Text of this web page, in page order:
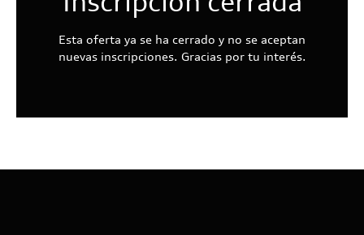
Esta oferta ya se ha cerrado y no se aceptan
nuevas inscripciones. Gracias por tu interés.